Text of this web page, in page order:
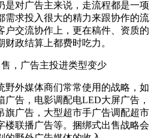
是对广告主来说，走流程都是一项
需求投入很大的精力来跟协作的流
户交流协作上，更在稿件、资质的
政结算上都费时吃力。
，广告主投进类型变少
野外媒体商们常常使用的战略，如
告，电影调配电LED大屏广告，
旗广告，大型超市手广告调配超市
楼联播广告等。捆绑式出售战略会